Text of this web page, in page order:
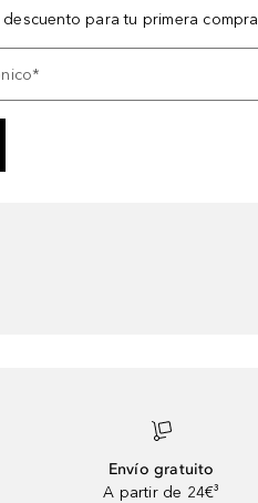
para tu primera compra
*
Envío gratuito
A partir de 24€³